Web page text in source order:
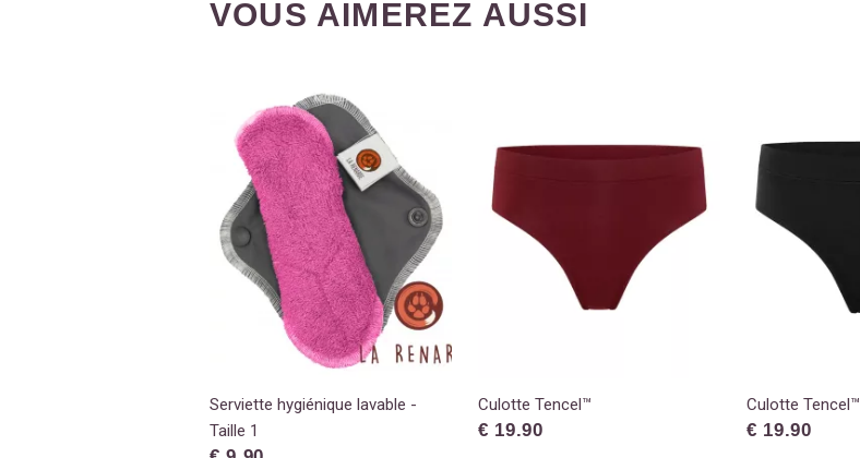
VOUS AIMEREZ AUSSI
Serviette hygiénique lavable -
Taille 1
Culotte Tencel™
€ 19.90
Culotte Tencel™
€ 19.90